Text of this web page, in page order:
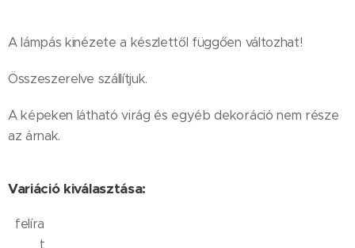
A lámpás kinézete a készlettől függően változhat!
Összeszerelve szállítjuk.
A képeken látható virág és egyéb dekoráció nem része
az árnak.
Variáció kiválasztása:
felíra
t